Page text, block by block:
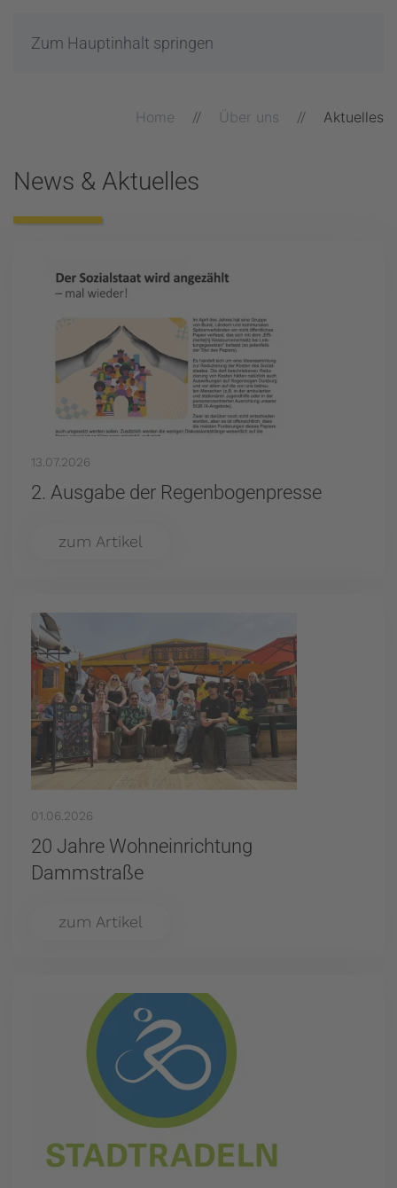
Zum Hauptinhalt springen
Home Über uns Aktuelles
News & Aktuelles
13.07.2026
2. Ausgabe der Regenbogenpresse
zum Artikel
01.06.2026
20 Jahre Wohneinrichtung
Dammstraße
zum Artikel